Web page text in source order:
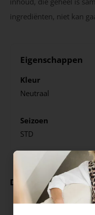
ingrediënten, niet kan
Eigenschappen
Kleur
Neutraal
Seizoen
STD
Deze producten ga